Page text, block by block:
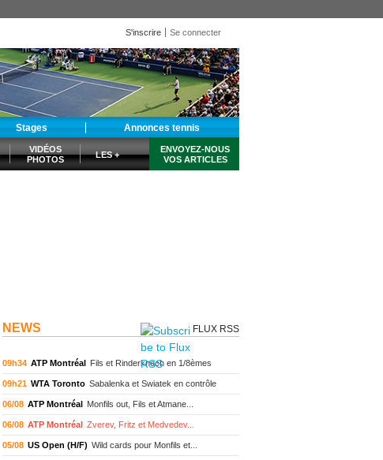
S'inscrire Se connecter
Stages Annonces tennis
VIDÉOS
PHOTOS
LES +
ENVOYEZ-NOUS
VOS ARTICLES
NEWS FLUX RSS
09h34 ATP Montréal Fils et Rinderknech en 1/8èmes
09h21 WTA Toronto Sabalenka et Swiatek en contrôle
06/08 ATP Montréal Monfils out, Fils et Atmane...
06/08 ATP Montréal Zverev, Fritz et Medvedev...
05/08 US Open (H/F) Wild cards pour Monfils et...